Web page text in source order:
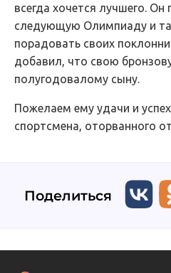
всегда хочется лучшего.
следующую Олимпиаду и
порадовать своих
добавил, что свою
полугодовалому сыну.
Пожелаем ему удачи и
спортсмена, оторванного
Поделиться